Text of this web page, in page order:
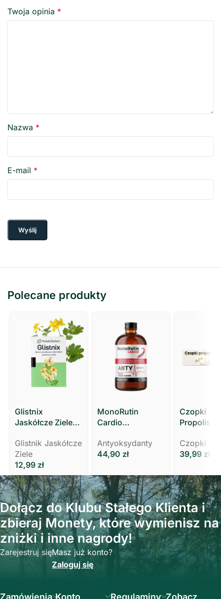
Twoja opinia *
Nazwa *
E-mail *
Polecane produkty
Glistnix
Jaskółcze Ziele
Modzele MOCNY
3 ml Polski Zielarz
Glistnik Jaskółcze
Ziele
12,99 zł
MonoRutin
Cardio
WYCIĄG Z ZIELA
RUTY
Antyoksydanty
44,90 zł
Czopki
Polski
Czopki
39,99 zł
Dołącz do Klubu Stałego Klienta i
zbieraj Monety, które wymienisz na
zniżki i inne nagrody!
Zarejestruj sięMasz już konto?
Zaloguj się
Zamówienia Konto Regulaminy Zobacz